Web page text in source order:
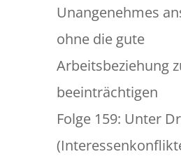
Unangenehmes
ohne die gute
Arbeitsbeziehung
beeinträchtigen
Folge 159: Unter